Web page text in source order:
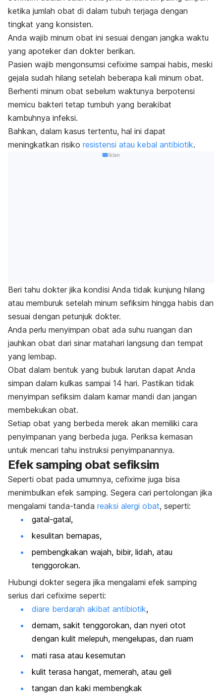
ketika jumlah obat di dalam tubuh terjaga dengan
tingkat yang konsisten.
Anda wajib minum obat ini sesuai dengan jangka waktu
yang apoteker dan dokter berikan.
Pasien wajib mengonsumsi cefixime sampai habis, meski
gejala sudah hilang setelah beberapa kali minum obat.
Berhenti minum obat sebelum waktunya berpotensi
memicu bakteri tetap tumbuh yang berakibat
kambuhnya infeksi.
Bahkan, dalam kasus tertentu, hal ini dapat
meningkatkan risiko resistensi atau kebal antibiotik.
Iklan
Beri tahu dokter jika kondisi Anda tidak kunjung hilang
atau memburuk setelah minum sefiksim hingga habis dan
sesuai dengan petunjuk dokter.
Anda perlu menyimpan obat ada suhu ruangan dan
jauhkan obat dari sinar matahari langsung dan tempat
yang lembap.
Obat dalam bentuk yang bubuk larutan dapat Anda
simpan dalam kulkas sampai 14 hari. Pastikan tidak
menyimpan sefiksim dalam kamar mandi dan jangan
membekukan obat.
Setiap obat yang berbeda merek akan memiliki cara
penyimpanan yang berbeda juga. Periksa kemasan
untuk mencari tahu instruksi penyimpanannya.
Efek samping obat sefiksim
Seperti obat pada umumnya, cefixime juga bisa
menimbulkan efek samping. Segera cari pertolongan jika
mengalami tanda-tanda reaksi alergi obat, seperti:
gatal-gatal,
kesulitan bernapas,
pembengkakan wajah, bibir, lidah, atau
tenggorokan.
Hubungi dokter segera jika mengalami efek samping
serius dari cefixime seperti:
diare berdarah akibat antibiotik,
demam, sakit tenggorokan, dan nyeri otot
dengan kulit melepuh, mengelupas, dan ruam
mati rasa atau kesemutan
kulit terasa hangat, memerah, atau geli
tangan dan kaki membengkak